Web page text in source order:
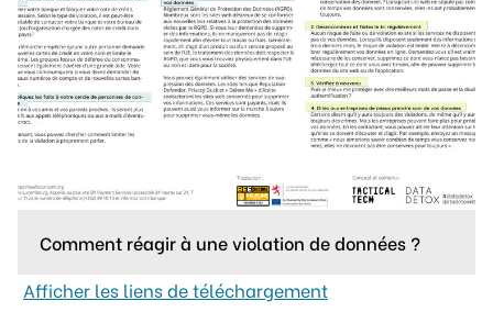
Comment réagir à une violation de données ?
Afficher les liens de téléchargement